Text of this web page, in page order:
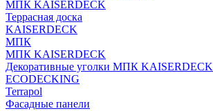
МПК KAISERDECK
Террасная доска
KAISERDECK
МПК
МПК KAISERDECK
Декоративные уголки МПК KAISERDECK
ECODECKING
Terrapol
Фасадные панели